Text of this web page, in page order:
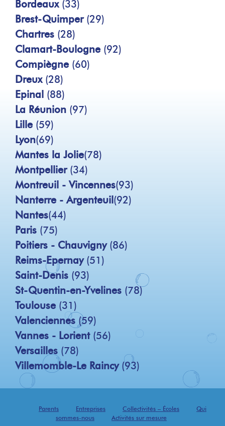
Bordeaux (33)
Brest-Quimper (29)
Chartres (28)
Clamart-Boulogne (92)
Compiègne (60)
Dreux (28)
Epinal (88)
La Réunion (97)
Lille (59)
Lyon(69)
Mantes la Jolie(78)
Montpellier (34)
Montreuil - Vincennes(93)
Nanterre - Argenteuil (92)
Nantes(44)
Paris (75)
Poitiers - Chauvigny (86)
Reims-Epernay (51)
Saint-Denis (93)
St-Quentin-en-Yvelines (78)
Toulouse (31)
Valenciennes (59)
Vannes - Lorient (56)
Versailles (78)
Villemomble-Le Raincy (93)
Parents Entreprises Collectivités – Écoles
Qui
sommes-nous
Activités sur mesure